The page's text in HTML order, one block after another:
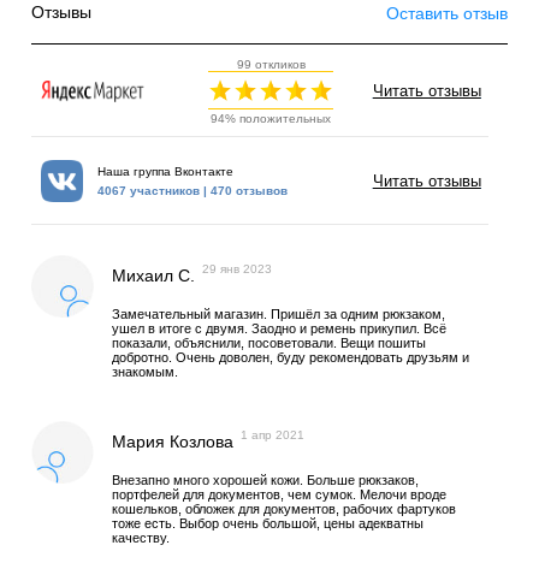
Отзывы Оставить отзыв
99 откликов
94% положительных
Читать отзывы
Наша группа Вконтакте
4067 участников | 470 отзывов
Читать отзывы
Михаил С. 29 янв 2023
Замечательный магазин. Пришёл за одним рюкзаком,
ушел в итоге с двумя. Заодно и ремень прикупил. Всё
показали, объяснили, посоветовали. Вещи пошиты
добротно. Очень доволен, буду рекомендовать друзьям и
знакомым.
Мария Козлова 1 апр 2021
Внезапно много хорошей кожи. Больше рюкзаков,
портфелей для документов, чем сумок. Мелочи вроде
кошельков, обложек для документов, рабочих фартуков
тоже есть. Выбор очень большой, цены адекватны
качеству.